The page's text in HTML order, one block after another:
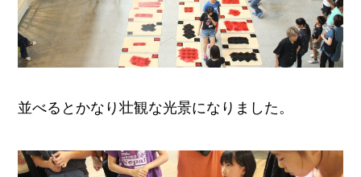
並べるとかなり壮観な光景になりました。